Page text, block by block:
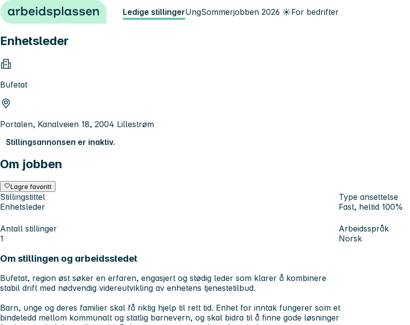
Hopp til innhold Ledige stillingerUngSommerjobben 2026 ☀️For bedrifter
Enhetsleder
Bufetat
Portalen, Kanalveien 18, 2004 Lillestrøm
Stillingsannonsen er inaktiv.
Om jobben
Lagre favoritt
Stillingstittel
Enhetsleder
Type ansettelse
Fast, heltid 100%
Antall stillinger
1
Arbeidsspråk
Norsk
Om stillingen og arbeidsstedet
Bufetat, region øst søker en erfaren, engasjert og stødig leder som klarer å kombinere
stabil drift med nødvendig videreutvikling av enhetens tjenestetilbud.
Barn, unge og deres familier skal få riktig hjelp til rett tid. Enhet for inntak fungerer som et
bindeledd mellom kommunalt og statlig barnevern, og skal bidra til å finne gode løsninger